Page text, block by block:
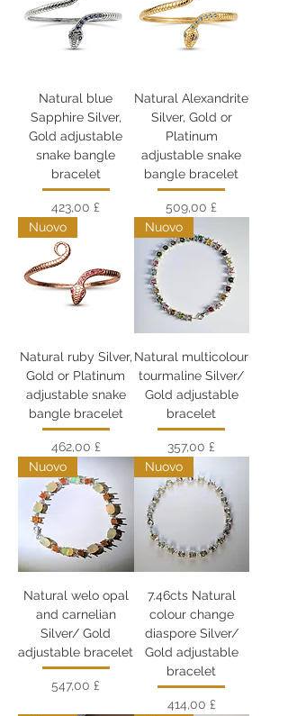
Natural blue
Sapphire Silver,
Gold adjustable
snake bangle
bracelet
Prezzo
423,00 £
Natural Alexandrite
Silver, Gold or
Platinum
adjustable snake
bangle bracelet
Prezzo
509,00 £
Nuovo
Natural ruby Silver,
Gold or Platinum
adjustable snake
bangle bracelet
Prezzo
462,00 £
Nuovo
Natural multicolour
tourmaline Silver/
Gold adjustable
bracelet
Prezzo
357,00 £
Nuovo
Natural welo opal
and carnelian
Silver/ Gold
adjustable bracelet
Prezzo
547,00 £
Nuovo
7.46cts Natural
colour change
diaspore Silver/
Gold adjustable
bracelet
Prezzo
414,00 £